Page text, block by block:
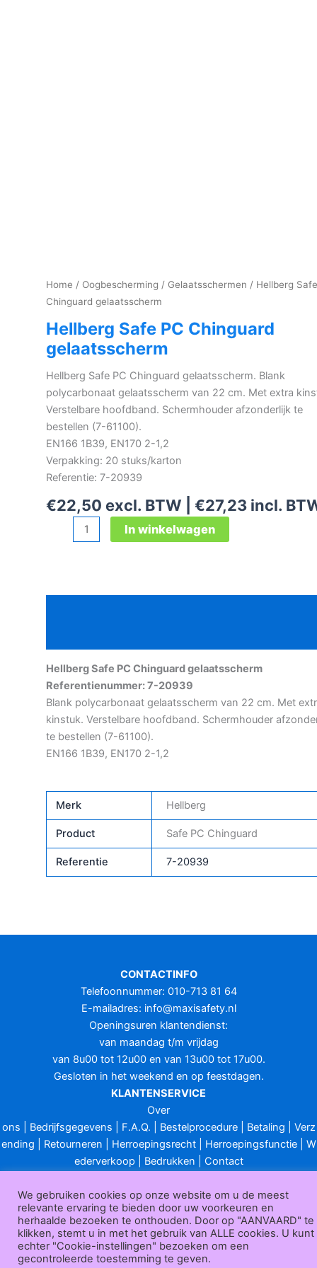
Home / Oogbescherming / Gelaatsschermen / Hellberg
Chinguard gelaatsscherm
Hellberg Safe PC Chinguard
gelaatsscherm
Hellberg Safe PC Chinguard gelaatsscherm. Blank
polycarbonaat gelaatsscherm van 22 cm. Met extra
Verstelbare hoofdband. Schermhouder afzonderlijk te
bestellen (7-61100).
EN166 1B39, EN170 2-1,2
Verpakking: 20 stuks/karton
Referentie: 7-20939
€22,50 excl. BTW | €27,23 incl.
gelaatsscherm
In winkelwagen
Hellberg Safe PC Chinguard gelaatsscherm
Referentienummer: 7-20939
Blank polycarbonaat gelaatsscherm van 22 cm. Met
kinstuk. Verstelbare hoofdband. Schermhouder
te bestellen (7-61100).
EN166 1B39, EN170 2-1,2
Merk Hellberg
Product Safe PC Chinguard
Referentie 7-20939
CONTACTINFO
Telefoonnummer: 010-713 81 64
E-mailadres: info@maxisafety.nl
Openingsuren klantendienst:
van maandag t/m vrijdag
van 8u00 tot 12u00 en van 13u00 tot 17u00.
Gesloten in het weekend en op feestdagen.
KLANTENSERVICE
Over
ons
Bedrijfsgegevens F.A.Q. Bestelprocedure| Betaling
Verz
ending
Retourneren Herroepingsrecht| Herroepingsfunctie| W
ederverkoop
Bedrukken
Contact
Maxisafety.nl © 2026
We gebruiken cookies op onze website om u de meest
relevante ervaring te bieden door uw voorkeuren en
herhaalde bezoeken te onthouden. Door op "AANVAARD" te
klikken, stemt u in met het gebruik van ALLE cookies. U kunt
echter "Cookie-instellingen" bezoeken om een
gecontroleerde toestemming te geven.